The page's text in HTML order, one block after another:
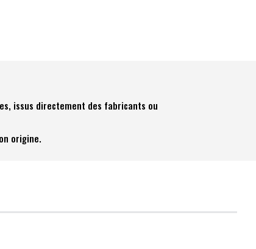
issus directement des fabricants ou
origine.